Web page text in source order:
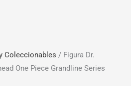
Coleccionables / Figura Dr.
One Piece Grandline Series